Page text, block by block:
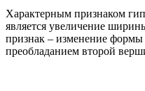
Характерным признаком
является увеличение
признак – изменение формы
преобладанием второй